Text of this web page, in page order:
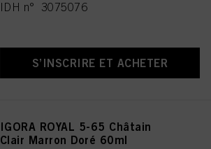
IDH n° 3075076
S’INSCRIRE ET ACHETER
IGORA ROYAL 5-65 Châtain
Clair Marron Doré 60ml